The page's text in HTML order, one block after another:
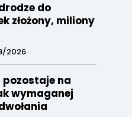
do
złożony, miliony
2026
na
wymaganej